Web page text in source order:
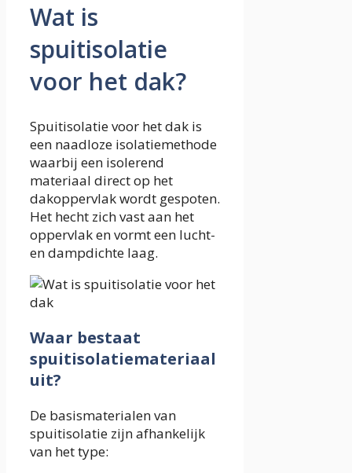
Wat is
spuitisolatie
voor het dak?
Spuitisolatie voor het dak is
een naadloze isolatiemethode
waarbij een isolerend
materiaal direct op het
dakoppervlak wordt gespoten.
Het hecht zich vast aan het
oppervlak en vormt een lucht-
en dampdichte laag.
Waar bestaat
spuitisolatiemateriaal
uit?
De basismaterialen van
spuitisolatie zijn afhankelijk
van het type: